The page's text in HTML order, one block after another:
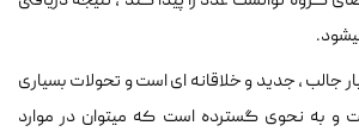
جالب ، جدید و خلاقانه ای است و تحولات بسیاری
و به نحوی گسترده است که میتوان در موارد